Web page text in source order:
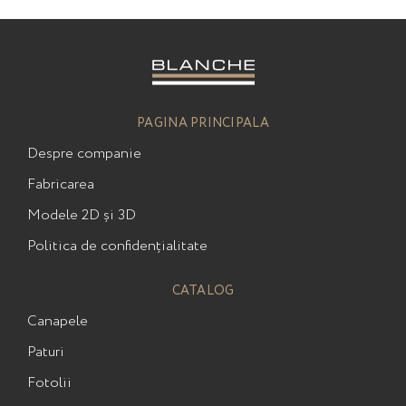
PAGINA PRINCIPALA
Despre companie
Fabricarea
Modele 2D și 3D
Politica de confidențialitate
CATALOG
Сanapele
Paturi
Fotolii